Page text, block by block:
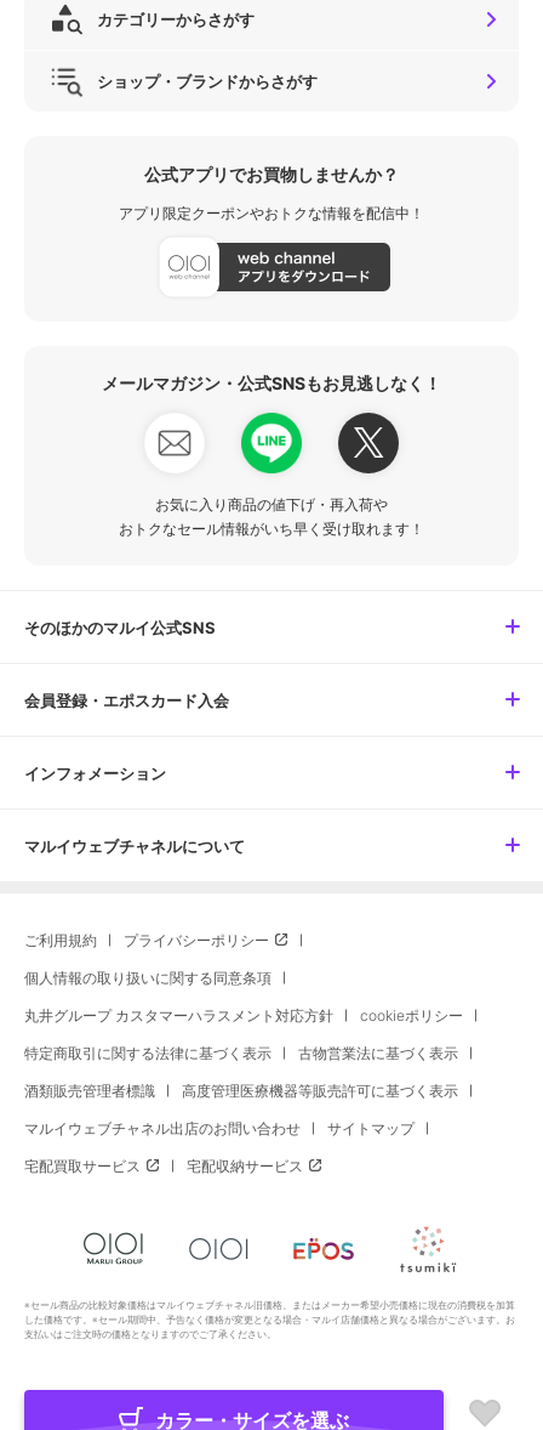
カテゴリーからさがす
ショップ・ブランドからさがす
公式アプリでお買物しませんか？
アプリ限定クーポンやおトクな情報を配信中！
メールマガジン・公式SNSもお見逃しなく！
お気に入り商品の値下げ・再入荷や
おトクなセール情報がいち早く受け取れます！
そのほかのマルイ公式SNS
会員登録・エポスカード入会
インフォメーション
マルイウェブチャネルについて
ご利用規約 プライバシーポリシー
個人情報の取り扱いに関する同意条項
丸井グループ カスタマーハラスメント対応方針 cookieポリシー
特定商取引に関する法律に基づく表示 古物営業法に基づく表示
酒類販売管理者標識 高度管理医療機器等販売許可に基づく表示
マルイウェブチャネル出店のお問い合わせ サイトマップ
宅配買取サービス 宅配収納サービス
※セール商品の比較対象価格はマルイウェブチャネル旧価格、またはメーカー希望小売価格に現在の消費税を加算
した価格です。※セール期間中、予告なく価格が変更となる場合・マルイ店舗価格と異なる場合がございます。お
支払いはご注文時の価格となりますのでご了承ください。
Copyright All Rights Reserved. MARUI Co., Ltd
カラー・サイズを選ぶ